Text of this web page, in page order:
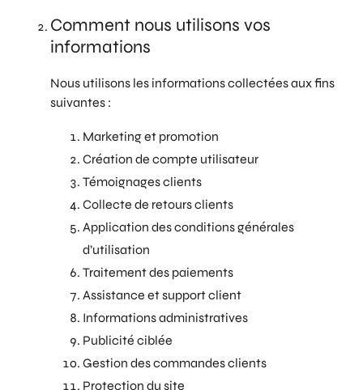
Comment nous utilisons vos
informations
Nous utilisons les informations collectées aux fins
suivantes :
Marketing et promotion
Création de compte utilisateur
Témoignages clients
Collecte de retours clients
Application des conditions générales
d’utilisation
Traitement des paiements
Assistance et support client
Informations administratives
Publicité ciblée
Gestion des commandes clients
Protection du site